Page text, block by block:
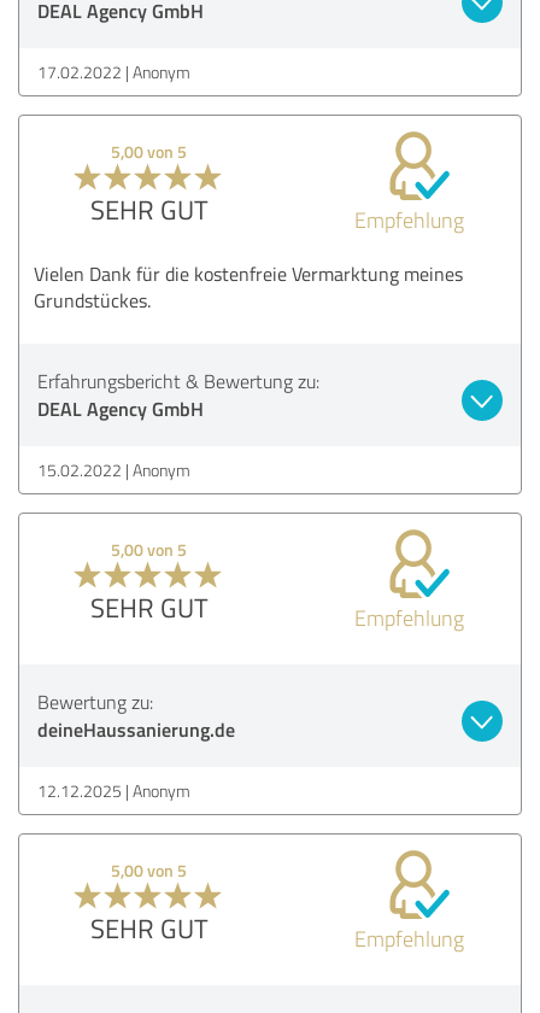
DEAL Agency GmbH
17.02.2022 Anonym
5,00 von 5
SEHR GUT Empfehlung
Vielen Dank für die kostenfreie Vermarktung meines
Grundstückes.
Erfahrungsbericht & Bewertung zu:
DEAL Agency GmbH
15.02.2022 Anonym
5,00 von 5
SEHR GUT Empfehlung
Bewertung zu:
deineHaussanierung.de
12.12.2025 Anonym
5,00 von 5
SEHR GUT Empfehlung